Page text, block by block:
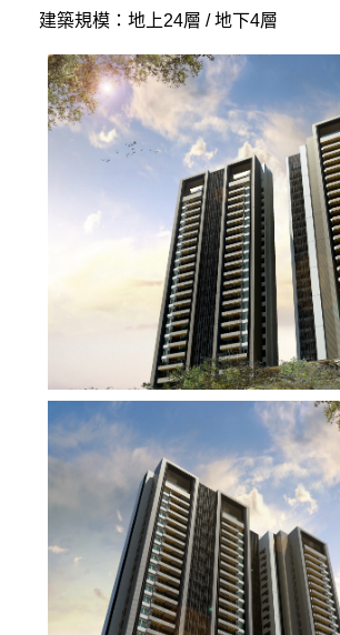
建築規模：地上24層 / 地下4層